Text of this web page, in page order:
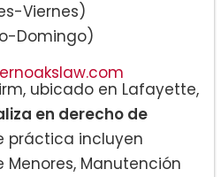
Viernes)
Domingo)
ubicado en Lafayette,
en derecho de
práctica incluyen
Menores, Manutención